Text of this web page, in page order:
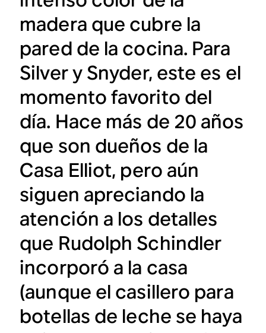
madera que cubre la
pared de la cocina. Para
Silver y Snyder, este es el
momento favorito del
día. Hace más de 20 años
que son dueños de la
Casa Elliot, pero aún
siguen apreciando la
atención a los detalles
que Rudolph Schindler
incorporó a la casa
(aunque el casillero para
botellas de leche se haya